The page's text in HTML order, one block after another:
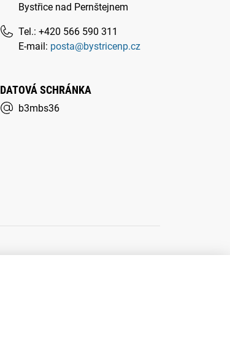
Bystřice nad Pernštejnem
Tel.: +420 566 590 311
E-mail: posta@bystricenp.cz
DATOVÁ SCHRÁNKA
b3mbs36